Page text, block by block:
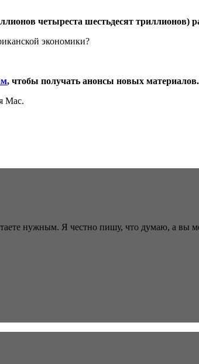
четыреста шестьдесят
экономики?
, чтобы получать анонсы новых материалов.
Mac.
нужным. Я честно пишу, что думаю, а вы